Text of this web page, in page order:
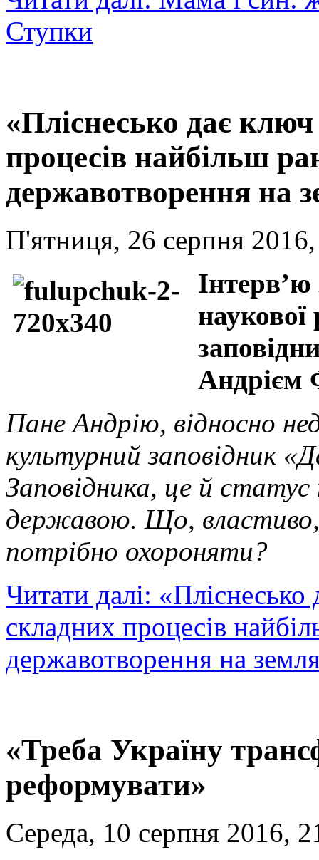
Ступки
«Пліснесько дає
процесів найбільш
державотворення на
П'ятниця, 26 серпня
наукової
Андрієм
Пане Андрію, відносно
культурний заповідник
Заповідника, це й
державою. Що,
потрібно охороняти?
Читати далі:
складних процесів
державотворення на
«Треба Україну
реформувати»
Середа, 10 серпня 2016,